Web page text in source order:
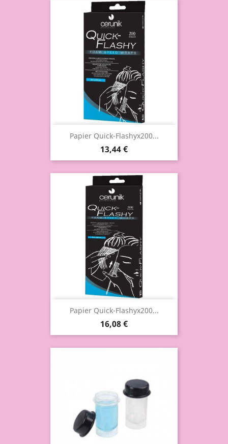
Papier Quick-Flashyx200...
13,44 €
Papier Quick-Flashyx200...
16,08 €